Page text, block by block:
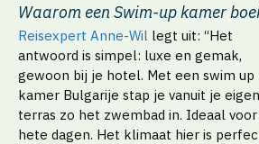
Waarom een Swim-up kamer
Reisexpert Anne-Wil legt uit: “Het
antwoord is simpel: luxe en gemak,
gewoon bij je hotel. Met een swim up
kamer Bulgarije stap je vanuit je eigen
terras zo het zwembad in. Ideaal voor
hete dagen. Het klimaat hier is